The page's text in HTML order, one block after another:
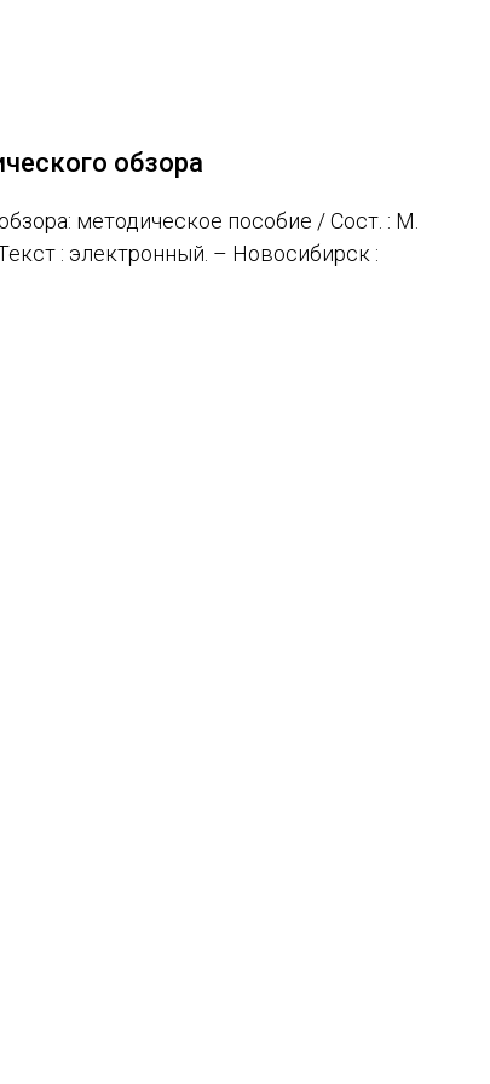
обзора
методическое пособие / Сост. : М.
: электронный. – Новосибирск :